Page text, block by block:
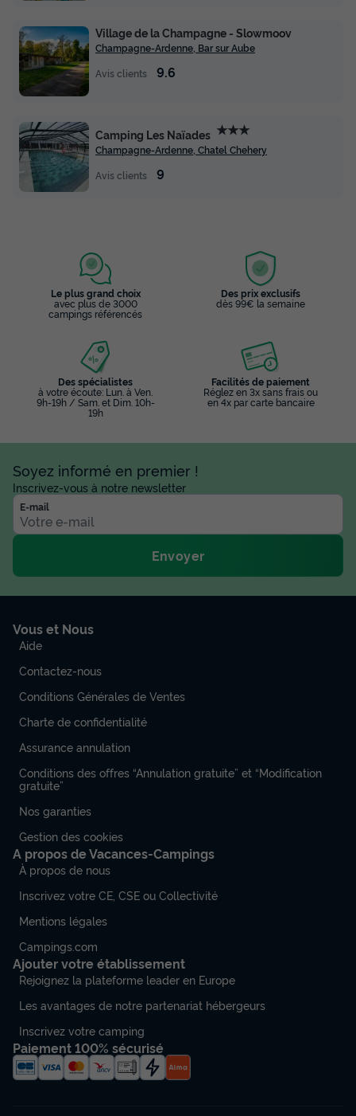
Village de la Champagne - Slowmoov
Champagne-Ardenne, Bar sur Aube
Avis clients
9.6
Camping Les Naïades ★★★
Champagne-Ardenne, Chatel Chehery
Avis clients
9
Le plus grand choix
avec plus de 3000
campings référencés
Des prix exclusifs
dès 99€ la semaine
Des spécialistes
à votre écoute: Lun. à Ven.
9h-19h / Sam. et Dim. 10h-
19h
Facilités de paiement
Réglez en 3x sans frais ou
en 4x par carte bancaire
Soyez informé en premier !
Inscrivez-vous à notre newsletter
E-mail
Envoyer
Vous et Nous
Aide
Contactez-nous
Conditions Générales de Ventes
Charte de confidentialité
Assurance annulation
Conditions des offres “Annulation gratuite” et “Modification
gratuite”
Nos garanties
Gestion des cookies
A propos de Vacances-Campings
À propos de nous
Inscrivez votre CE, CSE ou Collectivité
Mentions légales
Campings.com
Ajouter votre établissement
Rejoignez la plateforme leader en Europe
Les avantages de notre partenariat hébergeurs
Inscrivez votre camping
Paiement 100% sécurisé